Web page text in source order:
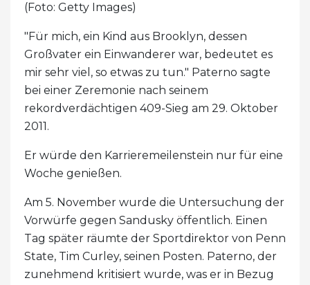
(Foto: Getty Images)
"Für mich, ein Kind aus Brooklyn, dessen
Großvater ein Einwanderer war, bedeutet es
mir sehr viel, so etwas zu tun." Paterno sagte
bei einer Zeremonie nach seinem
rekordverdächtigen 409-Sieg am 29. Oktober
2011.
Er würde den Karrieremeilenstein nur für eine
Woche genießen.
Am 5. November wurde die Untersuchung der
Vorwürfe gegen Sandusky öffentlich. Einen
Tag später räumte der Sportdirektor von Penn
State, Tim Curley, seinen Posten. Paterno, der
zunehmend kritisiert wurde, was er in Bezug